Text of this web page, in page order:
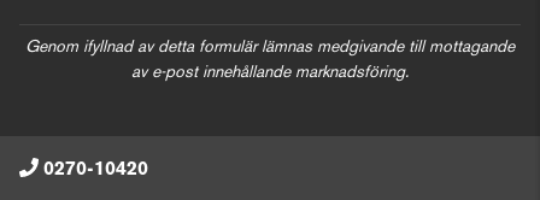
Genom ifyllnad av detta formulär lämnas medgivande till mottagande
av e-post innehållande marknadsföring.
0270-10420